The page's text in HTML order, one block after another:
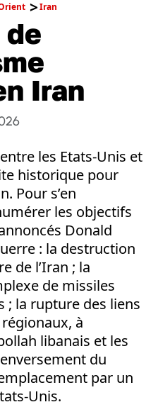
Iran
de
Iran
les Etats-Unis et
historique pour
Pour s’en
les objectifs
Donald
: la destruction
de l’Iran ; la
de missiles
; la rupture des liens
à
libanais et les
du
par un
Unis.